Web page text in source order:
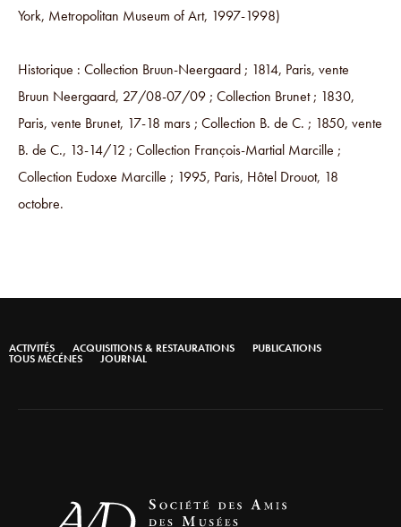
York, Metropolitan Museum of Art, 1997-1998)
Historique : Collection Bruun-Neergaard ; 1814, Paris, vente
Bruun Neergaard, 27/08-07/09 ; Collection Brunet ; 1830,
Paris, vente Brunet, 17-18 mars ; Collection B. de C. ; 1850, vente
B. de C., 13-14/12 ; Collection François-Martial Marcille ;
Collection Eudoxe Marcille ; 1995, Paris, Hôtel Drouot, 18
octobre.
ACTIVITÉS ACQUISITIONS & RESTAURATIONS PUBLICATIONS
TOUS MÉCÉNES JOURNAL